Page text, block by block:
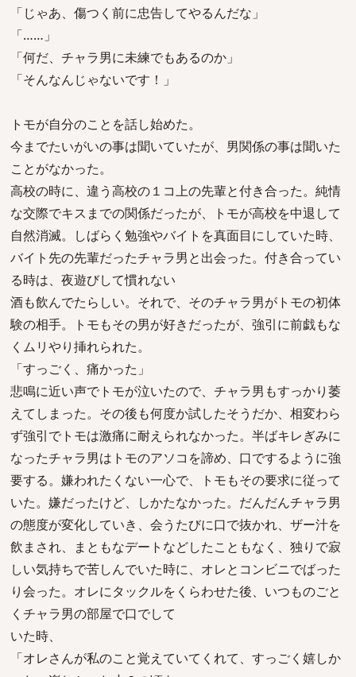
「じゃあ、傷つく前に忠告してやるんだな」
「……」
「何だ、チャラ男に未練でもあるのか」
「そんなんじゃないです！」
トモが自分のことを話し始めた。
今までたいがいの事は聞いていたが、男関係の事は聞いた
ことがなかった。
高校の時に、違う高校の１コ上の先輩と付き合った。純情
な交際でキスまでの関係だったが、トモが高校を中退して
自然消滅。しばらく勉強やバイトを真面目にしていた時、
バイト先の先輩だったチャラ男と出会った。付き合ってい
る時は、夜遊びして慣れない
酒も飲んでたらしい。それで、そのチャラ男がトモの初体
験の相手。トモもその男が好きだったが、強引に前戯もな
くムリやり挿れられた。
「すっごく、痛かった」
悲鳴に近い声でトモが泣いたので、チャラ男もすっかり萎
えてしまった。その後も何度か試したそうだか、相変わら
ず強引でトモは激痛に耐えられなかった。半ばキレぎみに
なったチャラ男はトモのアソコを諦め、口でするように強
要する。嫌われたくない一心で、トモもその要求に従って
いた。嫌だったけど、しかたなかった。だんだんチャラ男
の態度が変化していき、会うたびに口で抜かれ、ザー汁を
飲まされ、まともなデートなどしたこともなく、独りで寂
しい気持ちで苦しんでいた時に、オレとコンビニでばった
り会った。オレにタックルをくらわせた後、いつものごと
くチャラ男の部屋で口でして
いた時、
「オレさんが私のこと覚えていてくれて、すっごく嬉しか